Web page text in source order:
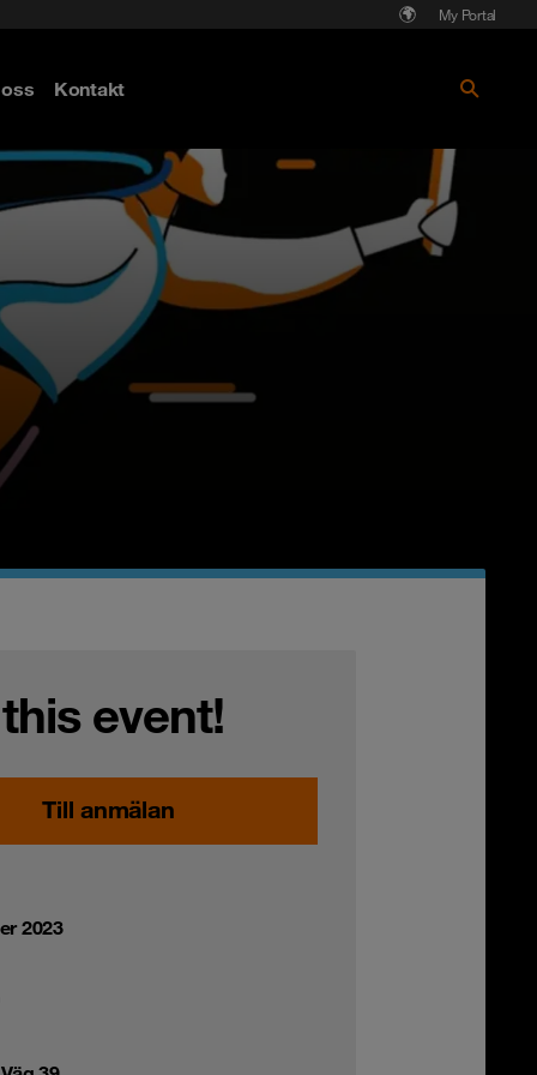
My Portal
Kontakt
event!
Till anmälan
2023